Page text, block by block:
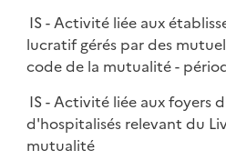
IS - Activité liée aux
lucratif gérés par des
code de la mutualité -
IS - Activité liée aux foyers
d'hospitalisés relevant du
mutualité